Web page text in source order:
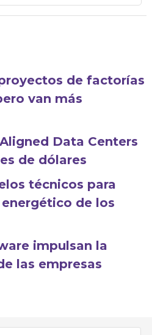
de factorías
van más
Data Centers
de dólares
técnicos para
de los
impulsan la
las empresas